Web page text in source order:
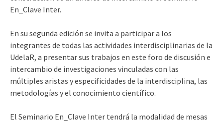
En_Clave Inter.
En su segunda edición se invita a participar a los
integrantes de todas las actividades interdisciplinarias de la
UdelaR, a presentar sus trabajos en este foro de discusión e
intercambio de investigaciones vinculadas con las
múltiples aristas y especificidades de la interdisciplina, las
metodologías y el conocimiento científico.
El Seminario En_Clave Inter tendrá la modalidad de mesas